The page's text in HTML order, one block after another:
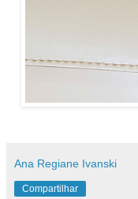
Ana Regiane Ivanski
Compartilhar